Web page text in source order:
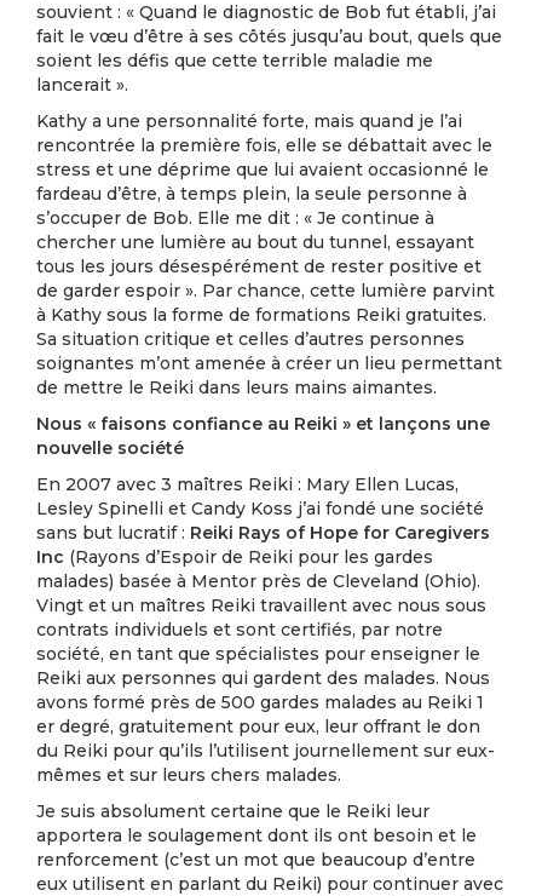
souvient : « Quand le diagnostic de Bob fut établi, j’ai
fait le vœu d’être à ses côtés jusqu’au bout, quels que
soient les défis que cette terrible maladie me
lancerait ».
Kathy a une personnalité forte, mais quand je l’ai
rencontrée la première fois, elle se débattait avec le
stress et une déprime que lui avaient occasionné le
fardeau d’être, à temps plein, la seule personne à
s’occuper de Bob. Elle me dit : « Je continue à
chercher une lumière au bout du tunnel, essayant
tous les jours désespérément de rester positive et
de garder espoir ». Par chance, cette lumière parvint
à Kathy sous la forme de formations Reiki gratuites.
Sa situation critique et celles d’autres personnes
soignantes m’ont amenée à créer un lieu permettant
de mettre le Reiki dans leurs mains aimantes.
Nous « faisons confiance au Reiki » et lançons une
nouvelle société
En 2007 avec 3 maîtres Reiki : Mary Ellen Lucas,
Lesley Spinelli et Candy Koss j’ai fondé une société
sans but lucratif : Reiki Rays of Hope for Caregivers
Inc (Rayons d’Espoir de Reiki pour les gardes
malades) basée à Mentor près de Cleveland (Ohio).
Vingt et un maîtres Reiki travaillent avec nous sous
contrats individuels et sont certifiés, par notre
société, en tant que spécialistes pour enseigner le
Reiki aux personnes qui gardent des malades. Nous
avons formé près de 500 gardes malades au Reiki 1
er degré, gratuitement pour eux, leur offrant le don
du Reiki pour qu’ils l’utilisent journellement sur eux-
mêmes et sur leurs chers malades.
Je suis absolument certaine que le Reiki leur
apportera le soulagement dont ils ont besoin et le
renforcement (c’est un mot que beaucoup d’entre
eux utilisent en parlant du Reiki) pour continuer avec